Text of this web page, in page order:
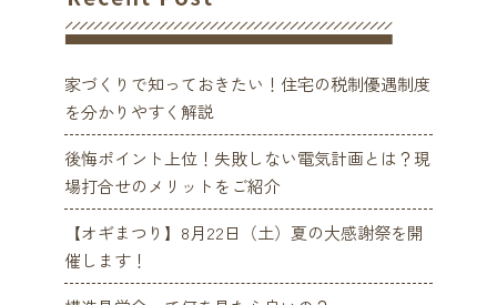
家づくりで知っておきたい！住宅の税制優遇制度
を分かりやすく解説
後悔ポイント上位！失敗しない電気計画とは？現
場打合せのメリットをご紹介
【オギまつり】8月22日（土）夏の大感謝祭を開
催します！